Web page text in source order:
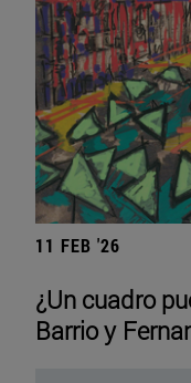
11 FEB '26
¿Un cuadro
Barrio y